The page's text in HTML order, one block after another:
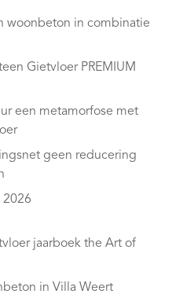
woonbeton in combinatie
Gietvloer PREMIUM
een metamorfose met
geen reducering
2026
jaarboek the Art of
in Villa Weert